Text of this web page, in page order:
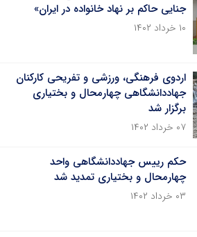
جنایی حاکم بر نهاد خانواده در ایران»
۱۰ خرداد ۱۴۰۲
اردوی فرهنگی، ورزشی و تفریحی کارکنان
جهاددانشگاهی چهارمحال و بختیاری
برگزار شد
۰۷ خرداد ۱۴۰۲
حکم رییس جهاددانشگاهی واحد
چهارمحال و بختیاری تمدید شد
۰۳ خرداد ۱۴۰۲